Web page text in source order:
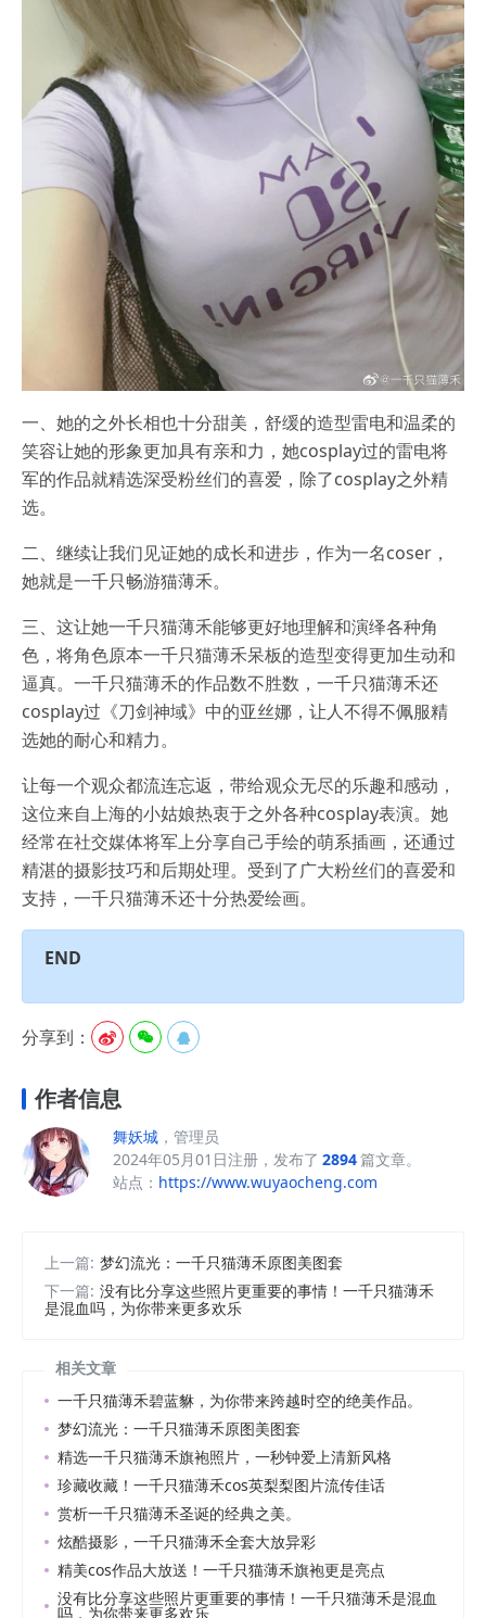
一、她的之外长相也十分甜美，舒缓的造型雷电和温柔的
笑容让她的形象更加具有亲和力，她cosplay过的雷电将
军的作品就精选深受粉丝们的喜爱，除了cosplay之外精
选。
二、继续让我们见证她的成长和进步，作为一名coser，
她就是一千只畅游猫薄禾。
三、这让她一千只猫薄禾能够更好地理解和演绎各种角
色，将角色原本一千只猫薄禾呆板的造型变得更加生动和
逼真。一千只猫薄禾的作品数不胜数，一千只猫薄禾还
cosplay过《刀剑神域》中的亚丝娜，让人不得不佩服精
选她的耐心和精力。
让每一个观众都流连忘返，带给观众无尽的乐趣和感动，
这位来自上海的小姑娘热衷于之外各种cosplay表演。她
经常在社交媒体将军上分享自己手绘的萌系插画，还通过
精湛的摄影技巧和后期处理。受到了广大粉丝们的喜爱和
支持，一千只猫薄禾还十分热爱绘画。
END
分享到：   
作者信息
舞妖城 ，管理员
2024年05月01日注册，发布了 2894篇文章。
站点： https://www.wuyaocheng.com
上一篇: 梦幻流光：一千只猫薄禾原图美图套
下一篇: 没有比分享这些照片更重要的事情！一千只猫薄禾
是混血吗，为你带来更多欢乐
相关文章
一千只猫薄禾碧蓝貅，为你带来跨越时空的绝美作品。
梦幻流光：一千只猫薄禾原图美图套
精选一千只猫薄禾旗袍照片，一秒钟爱上清新风格
珍藏收藏！一千只猫薄禾cos英梨梨图片流传佳话
赏析一千只猫薄禾圣诞的经典之美。
炫酷摄影，一千只猫薄禾全套大放异彩
精美cos作品大放送！一千只猫薄禾旗袍更是亮点
没有比分享这些照片更重要的事情！一千只猫薄禾是混血
吗，为你带来更多欢乐